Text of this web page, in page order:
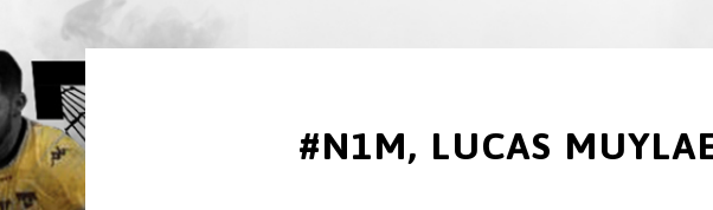
#N1M, LUCAS